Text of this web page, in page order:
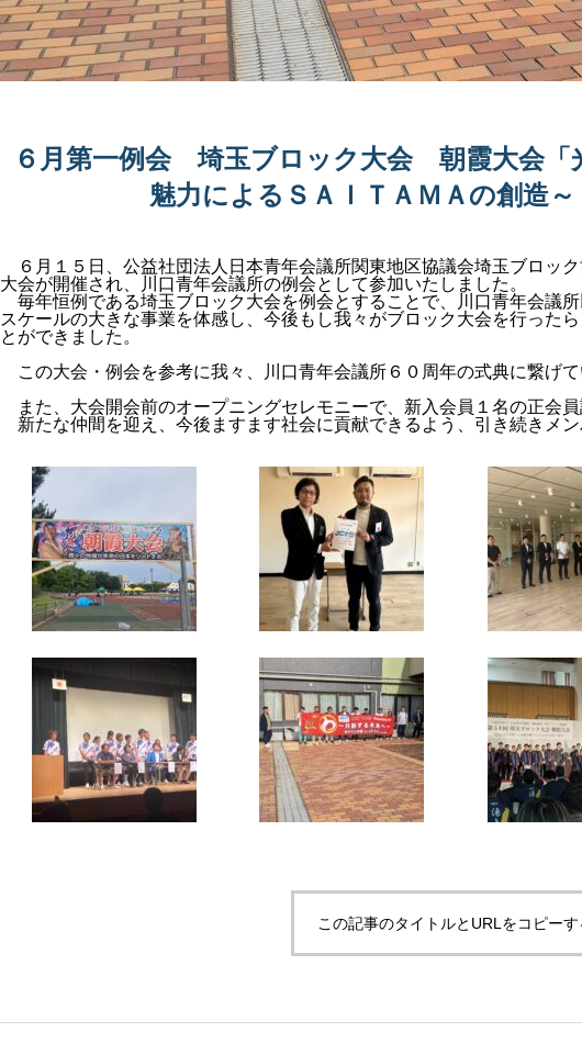
６月第一例会 埼玉ブロック大会 朝霞大会「
魅力によるＳＡＩＴＡＭＡの創造
６月１５日、公益社団法人日本青年会議所関東地区協議会埼玉ブロッ
大会が開催され、川口青年会議所の例会として参加いたしました。
毎年恒例である埼玉ブロック大会を例会とすることで、
川口青年会議
スケールの大きな事業を体感し、今後もし我々がブロック大会を行った
とができました。
この大会・例会を参考に我々、
川口青年会議所６０周年の式典に繋げて
また、大会開会前のオープニングセレモニーで、新入会員１名の正会員
新たな仲間を迎え、今後ますます社会に貢献できるよう、引き続きメン
この記事のタイトルとURLをコピーす